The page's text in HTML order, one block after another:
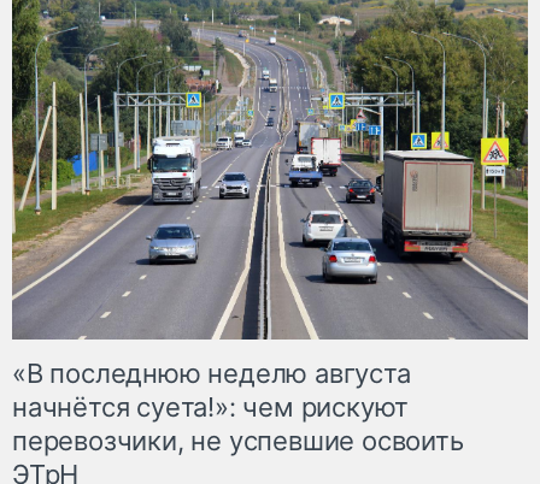
«В последнюю неделю августа
начнётся суета!»: чем рискуют
перевозчики, не успевшие освоить
ЭТрН